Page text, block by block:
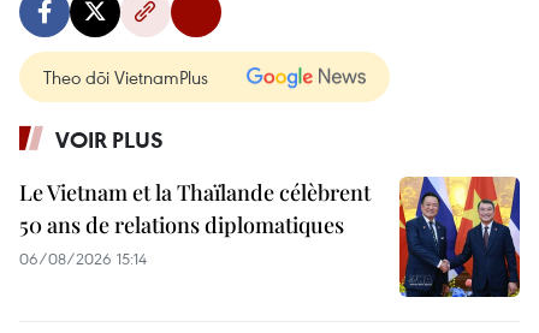
Theo dõi VietnamPlus
VOIR PLUS
Le Vietnam et la Thaïlande célèbrent
50 ans de relations diplomatiques
06/08/2026 15:14